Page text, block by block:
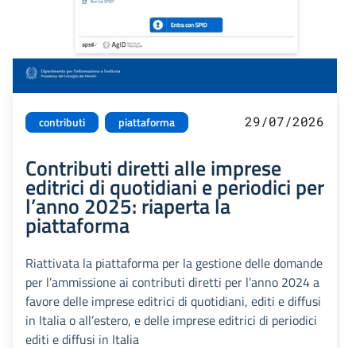
contributi piattaforma 29/07/2026
Contributi diretti alle imprese
editrici di quotidiani e periodici per
l’anno 2025: riaperta la
piattaforma
Riattivata la piattaforma per la gestione delle domande
per l’ammissione ai contributi diretti per l’anno 2024 a
favore delle imprese editrici di quotidiani, editi e diffusi
in Italia o all’estero, e delle imprese editrici di periodici
editi e diffusi in Italia